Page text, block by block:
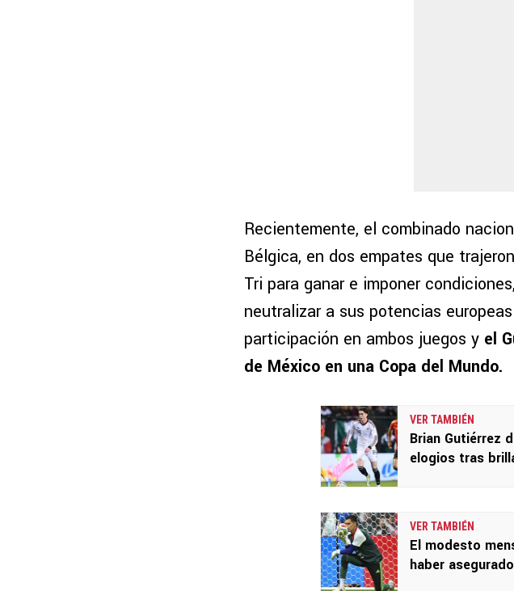
Recientemente, el combinado
Bélgica, en dos empates que
Tri para ganar e imponer
neutralizar a sus potencias
participación en ambos juegos y el
de México en una Copa del Mundo.
VER TAMBIÉN
Brian Gutiérrez
elogios tras
VER TAMBIÉN
El modesto
haber